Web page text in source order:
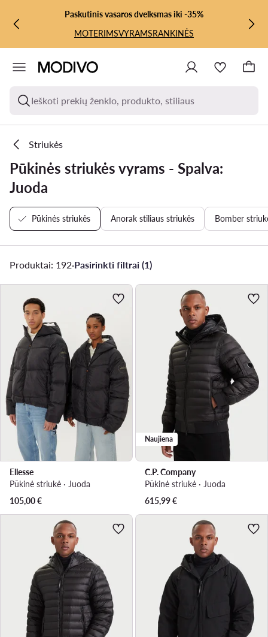
PEREITI PRIE PAGRINDINIO TURINIO
PEREITI Į PAIEŠKĄPaskutinis vasaros dvelksmas iki -35%
MOTERIMSVYRAMSRANKINĖS
Ieškoti prekių ženklo, produkto, stiliaus
Striukės
Pūkinės striukės vyrams - Spalva:
Juoda
Pūkinės striukės Anorak stiliaus striukės Bomber
Produktai: 192·Pasirinkti filtrai (1)
Ellesse
Pūkinė striukė · Juoda
105,00€
Naujiena
C.P. Company
Pūkinė striukė · Juoda
615,99€